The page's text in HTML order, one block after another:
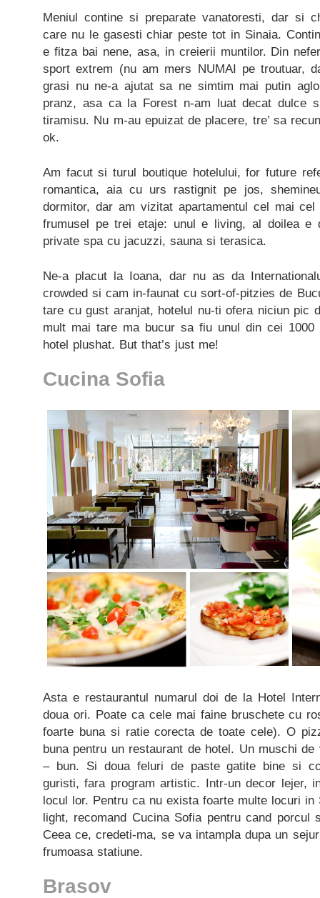
Meniul contine si preparate vanatoresti, dar si
care nu le gasesti chiar peste tot in Sinaia.
e fitza bai nene, asa, in creierii muntilor. Din
sport extrem (nu am mers NUMAI pe troutuar,
grasi nu ne-a ajutat sa ne simtim mai putin
pranz, asa ca la Forest n-am luat decat dulce
tiramisu. Nu m-au epuizat de placere, tre’ sa
ok.
Am facut si turul boutique hotelului, for future
romantica, aia cu urs rastignit pe jos,
dormitor, dar am vizitat apartamentul cel mai
frumusel pe trei etaje: unul e living, al doilea e
private spa cu jacuzzi, sauna si terasica.
Ne-a placut la Ioana, dar nu as da
crowded si cam in-faunat cu sort-of-pitzies de
tare cu gust aranjat, hotelul nu-ti ofera niciun pic
mult mai tare ma bucur sa fiu unul din cei 1000
hotel plushat. But that’s just me!
Cucina Sofia
Asta e restaurantul numarul doi de la Hotel
doua ori. Poate ca cele mai faine bruschete cu
foarte buna si ratie corecta de toate cele). O
buna pentru un restaurant de hotel. Un muschi
– bun. Si doua feluri de paste gatite bine si
guristi, fara program artistic. Intr-un decor lejer,
locul lor. Pentru ca nu exista foarte multe locuri in
light, recomand Cucina Sofia pentru cand porcul
Ceea ce, credeti-ma, se va intampla dupa un
frumoasa statiune.
Brasov